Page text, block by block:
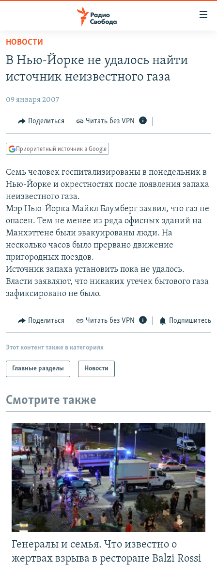
упрощенного
доступа
основному
Вернутся
главной
навигации
Вернутся
поиску
ПРОГРАММЫ
ЦИТАТЫ СВОБОДЫ
МНЕНИЯ
IDEL.РЕАЛИИ
КАВКАЗ.РЕАЛИИ
СЕВЕР.РЕАЛИИ
СИБИРЬ.РЕАЛИИ
РАСПИСАНИЕ ВЕЩАНИЯ
ПОДПИШИТЕСЬ НА РАССЫЛКУ
СОЦИАЛЬНЫЕ СЕТИ
Все сайты РСЕ/РС
НОВОСТИ
В Нью-Йорке не удалось найти
источник неизвестного газа
09 января 2007
Поделиться Читать без VPN
Приоритетный источник в Google
Семь человек госпитализированы в понедельник в
Нью-Йорке и окрестностях после появления запаха
неизвестного газа.
Мэр Нью-Йорка Майкл Блумберг заявил, что газ не
опасен. Тем не менее из ряда офисных зданий на
Манхэттене были эвакуированы люди. На
несколько часов было прервано движение
пригородных поездов.
Источник запаха установить пока не удалось.
Власти заявляют, что никаких утечек бытового газа
зафиксировано не было.
Поделиться Читать без VPN Подпишитесь
Этот контент также в категориях
Главные разделы Новости
Смотрите также
Генералы и семья. Что известно о
жертвах взрыва в ресторане Balzi Rossi